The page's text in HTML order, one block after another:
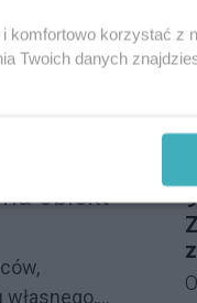
najlepiej
obiekt
komfortowo korzystać z
Twoich danych